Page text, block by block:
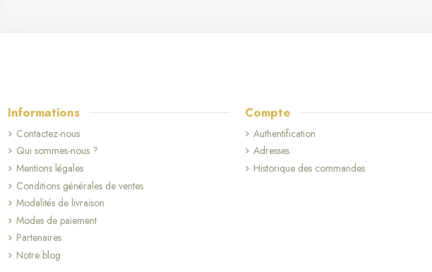
Informations
Contactez-nous
Qui sommes-nous ?
Mentions légales
Conditions générales de ventes
Modalités de livraison
Modes de paiement
Partenaires
Notre blog
Compte
Authentification
Adresses
Historique des commandes